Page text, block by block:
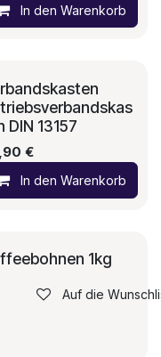
In den Warenkorb
Auf die Wunschliste
DIN 13157
€
In den Warenkorb
1kg
Auf die